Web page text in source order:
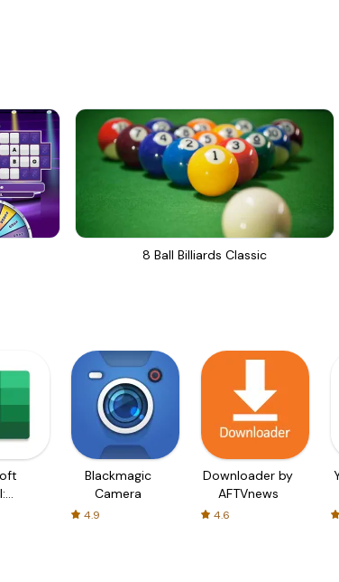
8 Ball Billiards Classic
Blackmagic
Camera
4.9
Downloader by
AFTVnews
4.6